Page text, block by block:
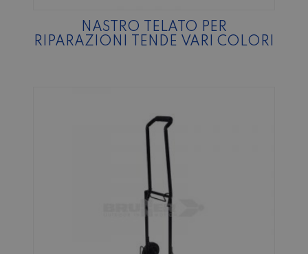
NASTRO TELATO PER
RIPARAZIONI TENDE VARI COLORI